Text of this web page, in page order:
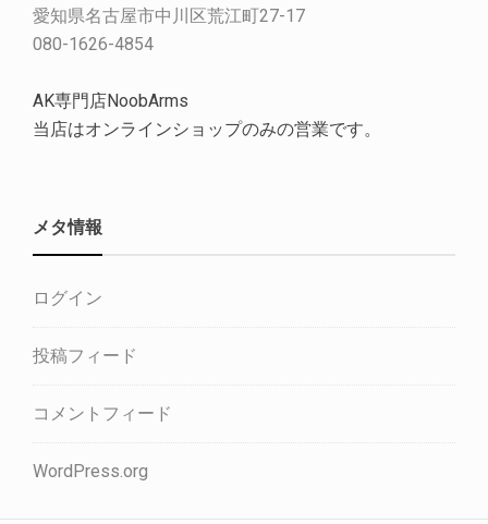
愛知県名古屋市中川区荒江町27-17
080-1626-4854
AK専門店NoobArms
当店はオンラインショップのみの営業です。
メタ情報
ログイン
投稿フィード
コメントフィード
WordPress.org